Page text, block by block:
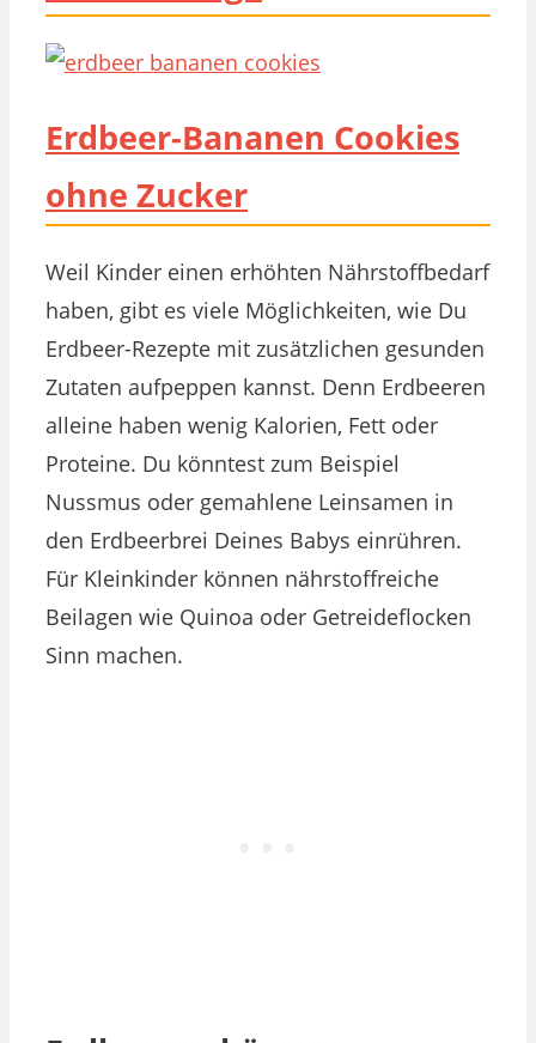
Erdbeer-Bananen Cookies
ohne Zucker
Weil Kinder einen erhöhten Nährstoffbedarf
haben, gibt es viele Möglichkeiten, wie Du
Erdbeer-Rezepte mit zusätzlichen gesunden
Zutaten aufpeppen kannst. Denn Erdbeeren
alleine haben wenig Kalorien, Fett oder
Proteine. Du könntest zum Beispiel
Nussmus oder gemahlene Leinsamen in
den Erdbeerbrei Deines Babys einrühren.
Für Kleinkinder können nährstoffreiche
Beilagen wie Quinoa oder Getreideflocken
Sinn machen.